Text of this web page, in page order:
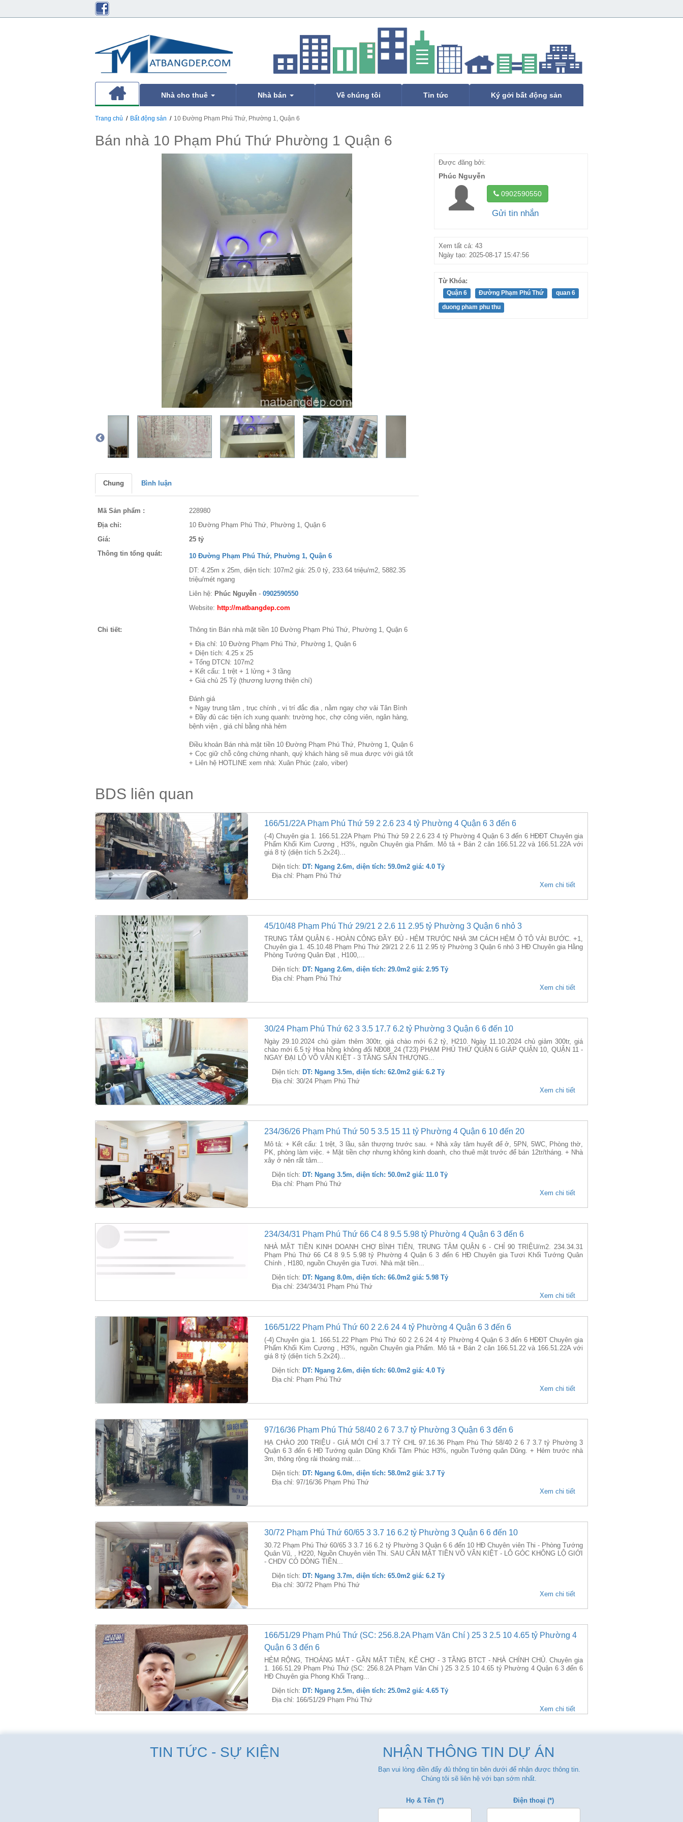
Nhà cho thuê Nhà bán Về chúng tôi Tin tức Ký gởi bất động sản
Trang chủ Bất động sản 10 Đường Phạm Phú Thứ, Phường 1, Quận 6
Bán nhà 10 Phạm Phú Thứ Phường 1 Quận 6
Chung Bình luận
Mã Sản phẩm :
228980
Địa chỉ:
10 Đường Phạm Phú Thứ, Phường 1, Quận 6
Giá:
25 tỷ
Thông tin tổng quát:
10 Đường Phạm Phú Thứ, Phường 1, Quận 6
DT: 4.25m x 25m, diện tích: 107m2 giá: 25.0 tỷ, 233.64 triệu/m2, 5882.35
triệu/mét ngang
Liên hệ: Phúc Nguyễn - 0902590550
Website: http://matbangdep.com
Chi tiết:
Thông tin Bán nhà mặt tiền 10 Đường Phạm Phú Thứ, Phường 1, Quận 6
+ Địa chỉ: 10 Đường Phạm Phú Thứ, Phường 1, Quận 6
+ Diện tích: 4.25 x 25
+ Tổng DTCN: 107m2
+ Kết cấu: 1 trệt + 1 lửng + 3 tầng
+ Giá chủ 25 Tỷ (thương lượng thiện chí)
Đánh giá
+ Ngay trung tâm , trục chính , vị trí đắc địa , nằm ngay chợ vải Tân Bình
+ Đầy đủ các tiện ích xung quanh: trường học, chợ công viên, ngân hàng,
bệnh viện , giá chỉ bằng nhà hẻm
Điều khoản Bán nhà mặt tiền 10 Đường Phạm Phú Thứ, Phường 1, Quận 6
+ Cọc giữ chỗ công chứng nhanh, quý khách hàng sẽ mua được với giá tốt
+ Liên hệ HOTLINE xem nhà: Xuân Phúc (zalo, viber)
Được đăng bởi:
Phúc Nguyễn
0902590550
Gửi tin nhắn
Xem tất cả: 43
Ngày tạo: 2025-08-17 15:47:56
Từ Khóa:
Quận 6 Đường Phạm Phú Thứ
quan 6
duong pham phu thu
BDS liên quan
166/51/22A Phạm Phú Thứ 59 2 2.6 23 4 tỷ Phường 4 Quận 6 3 đến 6
(-4) Chuyên gia 1. 166.51.22A Phạm Phú Thứ 59 2 2.6 23 4 tỷ Phường 4 Quận 6 3 đến 6 HĐĐT Chuyên gia
Phẩm Khối Kim Cương , H3%, nguồn Chuyên gia Phẩm. Mô tả + Bán 2 căn 166.51.22 và 166.51.22A với
giá 8 tỷ (diện tích 5.2x24)...
Diện tích: DT: Ngang 2.6m, diện tích: 59.0m2 giá: 4.0 Tỷ
Địa chỉ: Phạm Phú Thứ
Xem chi tiết
45/10/48 Phạm Phú Thứ 29/21 2 2.6 11 2.95 tỷ Phường 3 Quận 6 nhỏ 3
TRUNG TÂM QUẬN 6 - HOÀN CÔNG ĐẦY ĐỦ - HẺM TRƯỚC NHÀ 3M CÁCH HẺM Ô TÔ VÀI BƯỚC. +1,
Chuyên gia 1. 45.10.48 Phạm Phú Thứ 29/21 2 2.6 11 2.95 tỷ Phường 3 Quận 6 nhỏ 3 HĐ Chuyên gia Hằng
Phòng Tướng Quân Đạt , H100,...
Diện tích: DT: Ngang 2.6m, diện tích: 29.0m2 giá: 2.95 Tỷ
Địa chỉ: Phạm Phú Thứ
Xem chi tiết
30/24 Phạm Phú Thứ 62 3 3.5 17.7 6.2 tỷ Phường 3 Quận 6 6 đến 10
Ngày 29.10.2024 chủ giảm thêm 300tr, giá chào mới 6.2 tỷ, H210. Ngày 11.10.2024 chủ giảm 300tr, giá
chào mới 6.5 tỷ Hoa hồng không đổi NĐ08_24 (T23) PHẠM PHÚ THỨ QUẬN 6 GIÁP QUẬN 10, QUẬN 11 -
NGAY ĐẠI LỘ VÕ VĂN KIỆT - 3 TẦNG SÂN THƯỢNG...
Diện tích: DT: Ngang 3.5m, diện tích: 62.0m2 giá: 6.2 Tỷ
Địa chỉ: 30/24 Phạm Phú Thứ
Xem chi tiết
234/36/26 Phạm Phú Thứ 50 5 3.5 15 11 tỷ Phường 4 Quận 6 10 đến 20
Mô tả: + Kết cấu: 1 trệt, 3 lầu, sân thượng trước sau. + Nhà xây tâm huyết để ở, 5PN, 5WC, Phòng thờ,
PK, phòng làm việc. + Mặt tiền chợ nhưng không kinh doanh, cho thuê mặt trước để bán 12tr/tháng. + Nhà
xây ở nên rất tâm...
Diện tích: DT: Ngang 3.5m, diện tích: 50.0m2 giá: 11.0 Tỷ
Địa chỉ: Phạm Phú Thứ
Xem chi tiết
234/34/31 Phạm Phú Thứ 66 C4 8 9.5 5.98 tỷ Phường 4 Quận 6 3 đến 6
NHÀ MẶT TIỀN KINH DOANH CHỢ BÌNH TIÊN, TRUNG TÂM QUẬN 6 - CHỈ 90 TRIỆU/m2. 234.34.31
Phạm Phú Thứ 66 C4 8 9.5 5.98 tỷ Phường 4 Quận 6 3 đến 6 HĐ Chuyên gia Tươi Khối Tướng Quân
Chính , H180, nguồn Chuyên gia Tươi. Nhà mặt tiền...
Diện tích: DT: Ngang 8.0m, diện tích: 66.0m2 giá: 5.98 Tỷ
Địa chỉ: 234/34/31 Phạm Phú Thứ
Xem chi tiết
166/51/22 Phạm Phú Thứ 60 2 2.6 24 4 tỷ Phường 4 Quận 6 3 đến 6
(-4) Chuyên gia 1. 166.51.22 Phạm Phú Thứ 60 2 2.6 24 4 tỷ Phường 4 Quận 6 3 đến 6 HĐĐT Chuyên gia
Phẩm Khối Kim Cương , H3%, nguồn Chuyên gia Phẩm. Mô tả + Bán 2 căn 166.51.22 và 166.51.22A với
giá 8 tỷ (diện tích 5.2x24)...
Diện tích: DT: Ngang 2.6m, diện tích: 60.0m2 giá: 4.0 Tỷ
Địa chỉ: Phạm Phú Thứ
Xem chi tiết
97/16/36 Phạm Phú Thứ 58/40 2 6 7 3.7 tỷ Phường 3 Quận 6 3 đến 6
HẠ CHÀO 200 TRIỆU - GIÁ MỚI CHỈ 3.7 TỶ CHL 97.16.36 Phạm Phú Thứ 58/40 2 6 7 3.7 tỷ Phường 3
Quận 6 3 đến 6 HĐ Tướng quân Dũng Khối Tâm Phúc H3%, nguồn Tướng quân Dũng. + Hẻm trước nhà
3m, thông rộng rải thoáng mát....
Diện tích: DT: Ngang 6.0m, diện tích: 58.0m2 giá: 3.7 Tỷ
Địa chỉ: 97/16/36 Phạm Phú Thứ
Xem chi tiết
30/72 Phạm Phú Thứ 60/65 3 3.7 16 6.2 tỷ Phường 3 Quận 6 6 đến 10
30.72 Phạm Phú Thứ 60/65 3 3.7 16 6.2 tỷ Phường 3 Quận 6 6 đến 10 HĐ Chuyên viên Thi - Phòng Tướng
Quân Vũ, , H220, Nguồn Chuyên viên Thi. SAU CĂN MẶT TIỀN VÕ VĂN KIỆT - LÔ GÓC KHÔNG LỘ GIỚI
- CHDV CÓ DÒNG TIỀN...
Diện tích: DT: Ngang 3.7m, diện tích: 65.0m2 giá: 6.2 Tỷ
Địa chỉ: 30/72 Phạm Phú Thứ
Xem chi tiết
166/51/29 Phạm Phú Thứ (SC: 256.8.2A Phạm Văn Chí ) 25 3 2.5 10 4.65 tỷ Phường 4
Quận 6 3 đến 6
HẺM RỘNG, THOÁNG MÁT - GẦN MẶT TIỀN, KẾ CHỢ - 3 TẦNG BTCT - NHÀ CHÍNH CHỦ. Chuyên gia
1. 166.51.29 Phạm Phú Thứ (SC: 256.8.2A Phạm Văn Chí ) 25 3 2.5 10 4.65 tỷ Phường 4 Quận 6 3 đến 6
HĐ Chuyên gia Phong Khối Trạng...
Diện tích: DT: Ngang 2.5m, diện tích: 25.0m2 giá: 4.65 Tỷ
Địa chỉ: 166/51/29 Phạm Phú Thứ
Xem chi tiết
TIN TỨC - SỰ KIỆN NHẬN THÔNG TIN DỰ ÁN
Bạn vui lòng điền đẩy đủ thông tin bên dưới để nhận được thông tin.
Chúng tôi sẽ liên hệ với bạn sớm nhất.
Họ & Tên (*) Điện thoại (*)